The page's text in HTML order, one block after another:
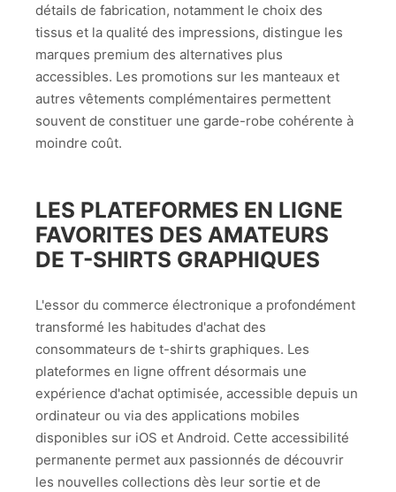
détails de fabrication, notamment le choix des
tissus et la qualité des impressions, distingue les
marques premium des alternatives plus
accessibles. Les promotions sur les manteaux et
autres vêtements complémentaires permettent
souvent de constituer une garde-robe cohérente à
moindre coût.
LES PLATEFORMES EN LIGNE
FAVORITES DES AMATEURS
DE T-SHIRTS GRAPHIQUES
L'essor du commerce électronique a profondément
transformé les habitudes d'achat des
consommateurs de t-shirts graphiques. Les
plateformes en ligne offrent désormais une
expérience d'achat optimisée, accessible depuis un
ordinateur ou via des applications mobiles
disponibles sur iOS et Android. Cette accessibilité
permanente permet aux passionnés de découvrir
les nouvelles collections dès leur sortie et de